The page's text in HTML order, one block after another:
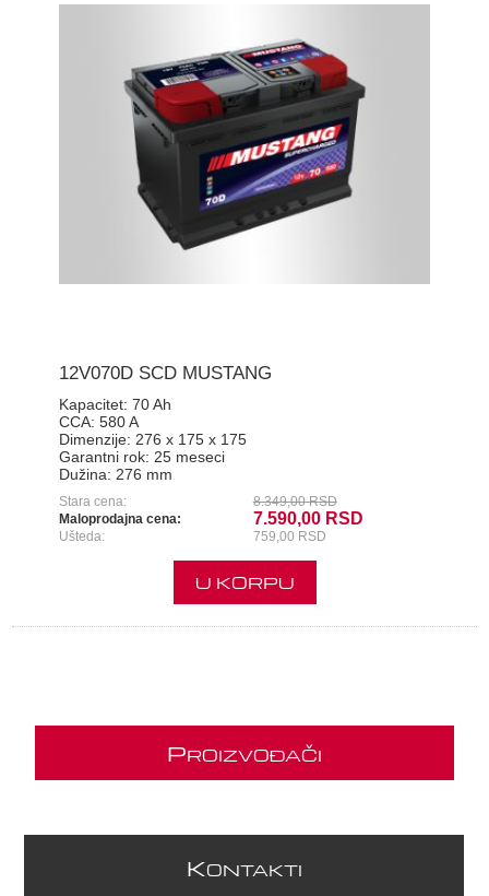
12V070D SCD MUSTANG
Kapacitet: 70 Ah
CCA: 580 A
Dimenzije: 276 x 175 x 175
Garantni rok: 25 meseci
Dužina: 276 mm
Stara cena:
8.349,00 RSD
Maloprodajna cena:
7.590,00 RSD
Ušteda: 759,00 RSD
U KORPU
PROIZVOĐAČI
KONTAKTI